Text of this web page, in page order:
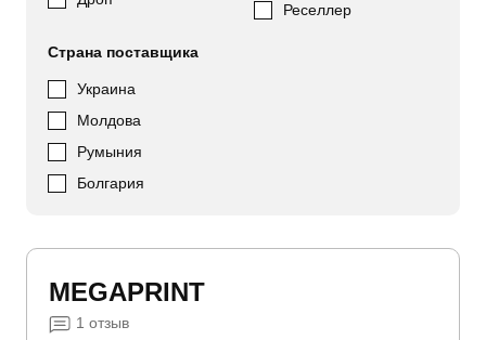
Реселлер
Страна поставщика
Украина
Молдова
Румыния
Болгария
MEGAPRINT
1 отзыв